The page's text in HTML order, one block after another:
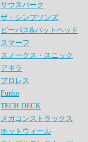
サウスパーク
ザ・シンプソンズ
ビーバス&バットヘッド
スマーフ
スノークス・スニック
アキラ
プロレス
Funko
TECH DECK
メガコンストラックス
ホットウィール